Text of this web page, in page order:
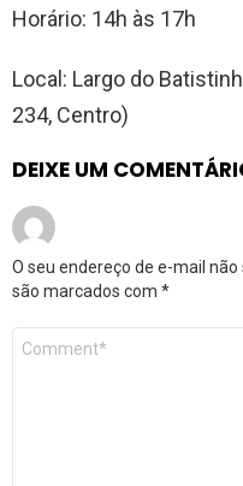
Horário: 14h às 17h
Local: Largo do
234, Centro)
DEIXE UM
O seu endereço de e-mail não
são marcados com *
Comentário